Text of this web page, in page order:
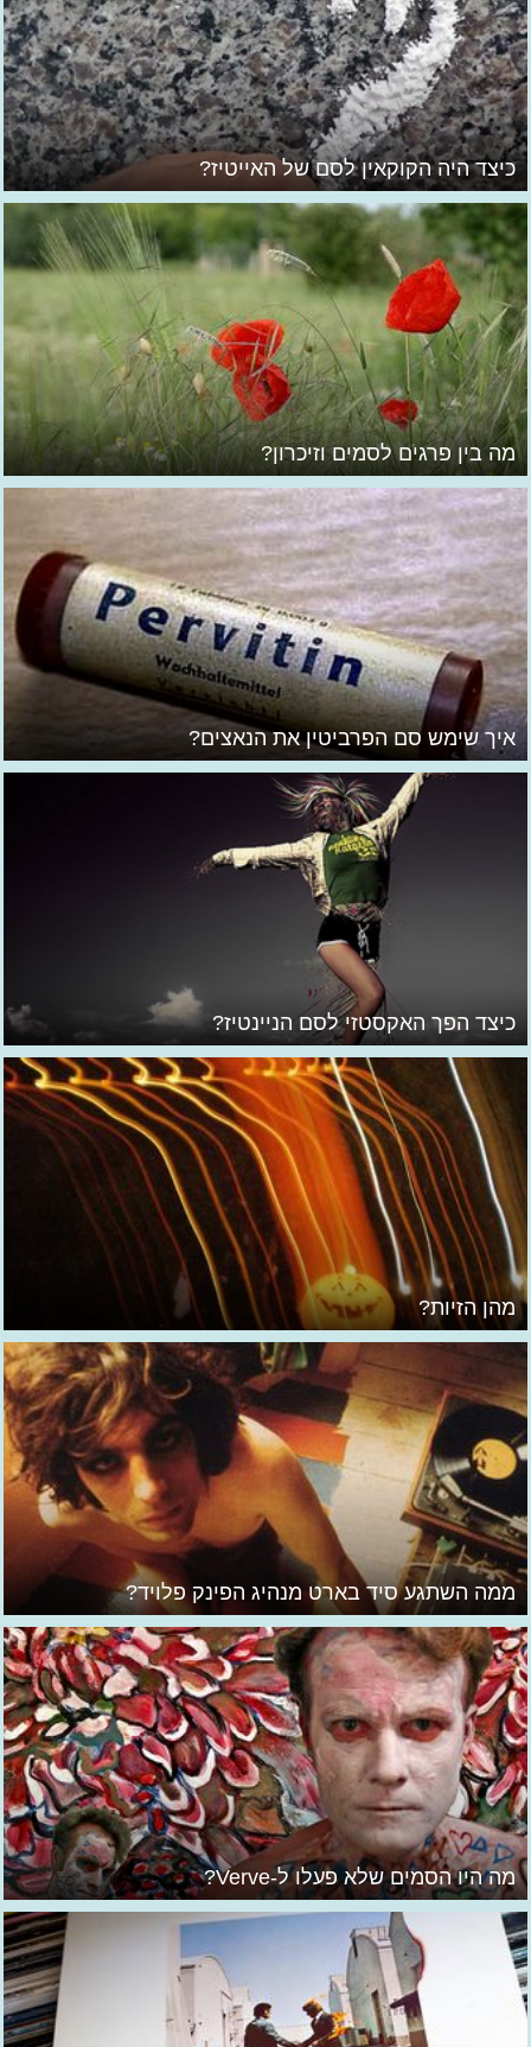
כיצד היה הקוקאין לסם של האייטיז?
מה בין פרגים לסמים וזיכרון?
איך שימש סם הפרביטין את הנאצים?
כיצד הפך האקסטזי לסם הניינטיז?
מהן הזיות?
ממה השתגע סיד בארט מנהיג הפינק פלויד?
מה היו הסמים שלא פעלו ל-Verve?